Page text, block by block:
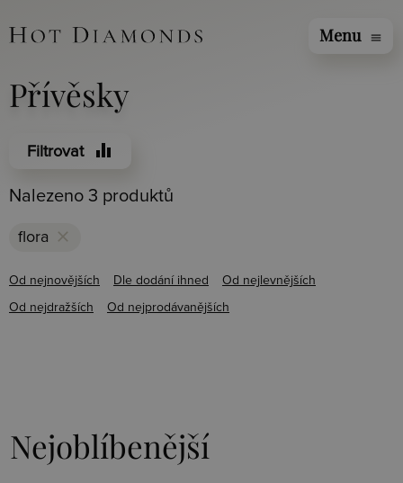
Menu menu
Přívěsky
Filtrovat equalizer
Nalezeno 3 produktů
flora clear
Od nejnovějších Dle dodání ihned Od nejlevnějších
Od nejdražších Od nejprodávanějších
Nejoblíbenější